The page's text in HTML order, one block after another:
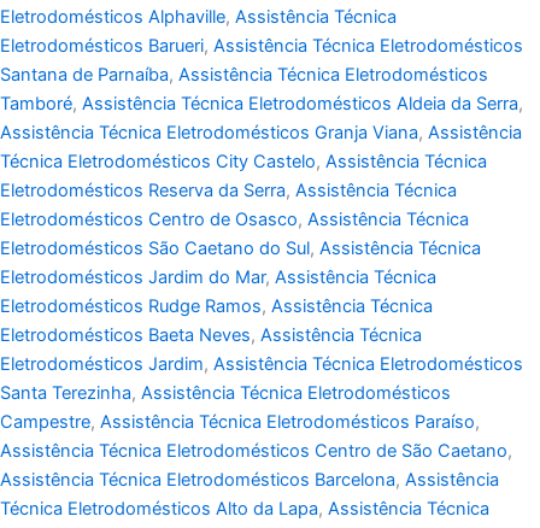
Eletrodomésticos Alphaville, Assistência Técnica
Eletrodomésticos Barueri, Assistência Técnica Eletrodomésticos
Santana de Parnaíba, Assistência Técnica Eletrodomésticos
Tamboré, Assistência Técnica Eletrodomésticos Aldeia da Serra,
Assistência Técnica Eletrodomésticos Granja Viana, Assistência
Técnica Eletrodomésticos City Castelo, Assistência Técnica
Eletrodomésticos Reserva da Serra, Assistência Técnica
Eletrodomésticos Centro de Osasco, Assistência Técnica
Eletrodomésticos São Caetano do Sul, Assistência Técnica
Eletrodomésticos Jardim do Mar, Assistência Técnica
Eletrodomésticos Rudge Ramos, Assistência Técnica
Eletrodomésticos Baeta Neves, Assistência Técnica
Eletrodomésticos Jardim, Assistência Técnica Eletrodomésticos
Santa Terezinha, Assistência Técnica Eletrodomésticos
Campestre, Assistência Técnica Eletrodomésticos Paraíso,
Assistência Técnica Eletrodomésticos Centro de São Caetano,
Assistência Técnica Eletrodomésticos Barcelona, Assistência
Técnica Eletrodomésticos Alto da Lapa, Assistência Técnica